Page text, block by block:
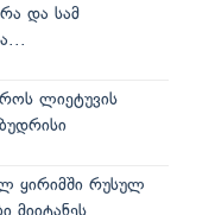
და სამ
ლიეტუვის
ყირიმში რუსულ